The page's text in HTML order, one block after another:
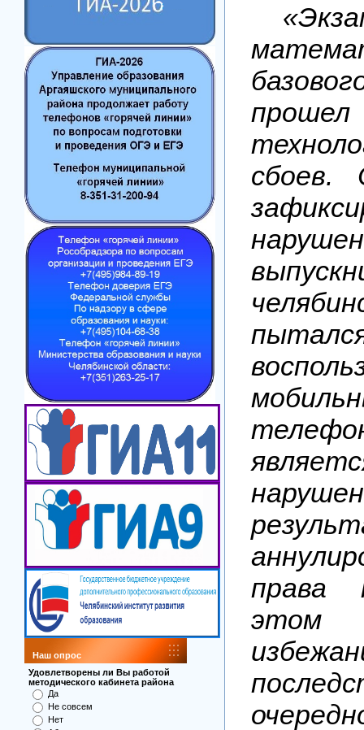
Наш опрос
Удовлетворены ли Вы работой
методического кабинета района
Да
Не совсем
Нет
сбоев.
права
этом